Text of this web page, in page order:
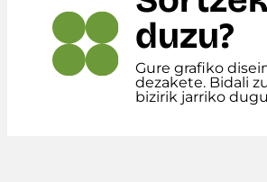
duzu?
Gure grafiko
dezakete. Bidali
bizirik jarriko